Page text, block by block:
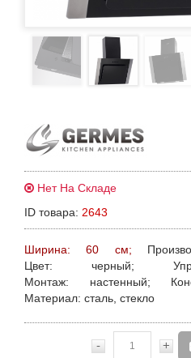
Нет На Складе
ID товара: 2643
Ширина: 60 см;
Цвет: черный;
Монтаж: настенный;
Материал: сталь, стекло
- +